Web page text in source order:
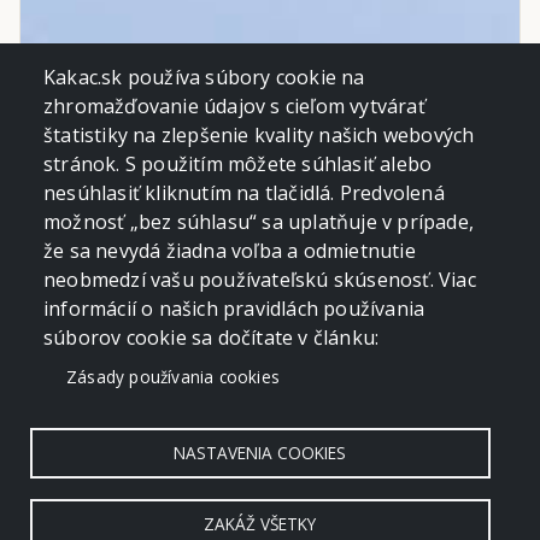
Kakac.sk používa súbory cookie na
zhromažďovanie údajov s cieľom vytvárať
štatistiky na zlepšenie kvality našich webových
stránok. S použitím môžete súhlasiť alebo
nesúhlasiť kliknutím na tlačidlá. Predvolená
možnosť „bez súhlasu“ sa uplatňuje v prípade,
že sa nevydá žiadna voľba a odmietnutie
neobmedzí vašu používateľskú skúsenosť. Viac
informácií o našich pravidlách používania
súborov cookie sa dočítate v článku:
Zásady používania cookies
NASTAVENIA COOKIES
ZAKÁŽ VŠETKY